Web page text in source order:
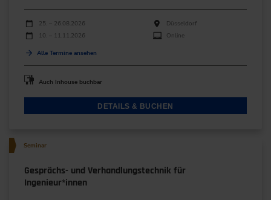
Durchführungen
Veranstaltungsdatum
25. – 26.08.2026
Düsseldorf
10. – 11.11.2026
Online
Alle Termine ansehen
Auch Inhouse buchbar
DETAILS & BUCHEN
Seminar
Gesprächs- und Verhandlungstechnik für
Ingenieur*innen